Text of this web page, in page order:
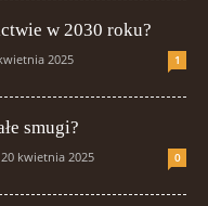
w 2030 roku?
2025 1
smugi?
20 kwietnia 2025 0